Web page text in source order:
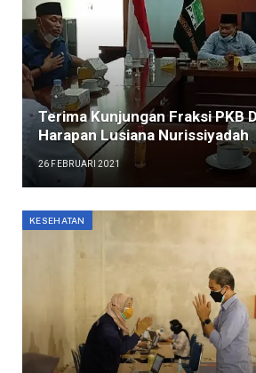
Terima Kunjungan Fraksi PKB
Harapan Lusiana Nurissiyadah
26 FEBRUARI 2021
KESEHATAN